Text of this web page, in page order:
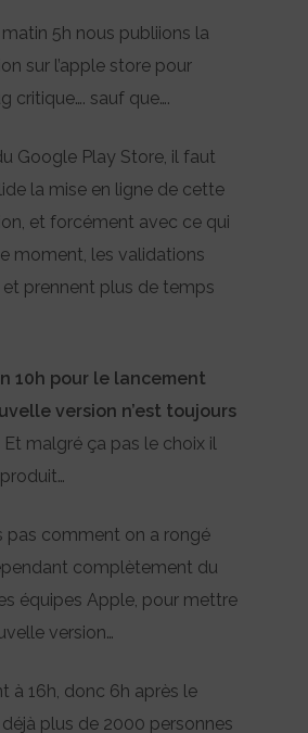
5h nous publiions la
sur l’apple store pour
critique…. sauf que….
Google Play Store, il faut
la mise en ligne de cette
et forcément avec ce qui
moment, les validations
prennent plus de temps
10h pour le lancement
version n’est toujours
Et malgré ça pas le choix il
pas comment on a rongé
complètement du
équipes Apple, pour mettre
version…
à 16h, donc 6h après le
plus de 2000 personnes